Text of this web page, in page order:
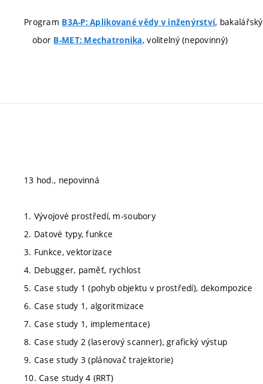
Program B3A-P: Aplikované vědy v inženýrství, bakalářský
obor B-MET: Mechatronika, volitelný (nepovinný)
13 hod., nepovinná
1. Vývojové prostředí, m-soubory
2. Datové typy, funkce
3. Funkce, vektorizace
4. Debugger, paměť, rychlost
5. Case study 1 (pohyb objektu v prostředí), dekompozice
6. Case study 1, algoritmizace
7. Case study 1, implementace)
8. Case study 2 (laserový scanner), grafický výstup
9. Case study 3 (plánovač trajektorie)
10. Case study 4 (RRT)